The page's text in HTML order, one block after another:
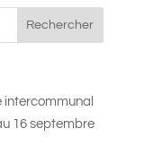
intercommunal
16 septembre